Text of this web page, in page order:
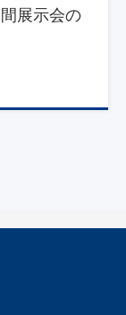
展示会の